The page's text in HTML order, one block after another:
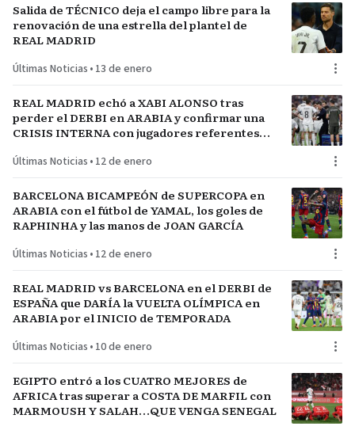
Salida de TÉCNICO deja el campo libre para la
renovación de una estrella del plantel de
REAL MADRID
Últimas Noticias • 13 de enero
REAL MADRID echó a XABI ALONSO tras
perder el DERBI en ARABIA y confirmar una
CRISIS INTERNA con jugadores referentes
Últimas Noticias • 12 de enero
BARCELONA BICAMPEÓN de SUPERCOPA en
ARABIA con el fútbol de YAMAL, los goles de
RAPHINHA y las manos de JOAN GARCÍA
Últimas Noticias • 12 de enero
REAL MADRID vs BARCELONA en el DERBI de
ESPAÑA que DARÍA la VUELTA OLÍMPICA en
ARABIA por el INICIO de TEMPORADA
Últimas Noticias • 10 de enero
EGIPTO entró a los CUATRO MEJORES de
AFRICA tras superar a COSTA DE MARFIL con
MARMOUSH Y SALAH…QUE VENGA SENEGAL